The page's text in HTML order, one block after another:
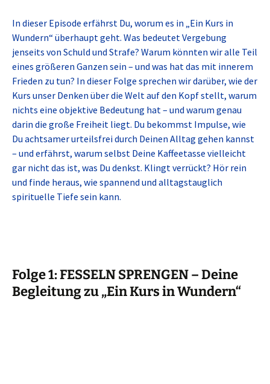
In dieser Episode erfährst Du, worum es in „Ein Kurs in
Wundern“ überhaupt geht. Was bedeutet Vergebung
jenseits von Schuld und Strafe? Warum könnten wir alle Teil
eines größeren Ganzen sein – und was hat das mit innerem
Frieden zu tun? In dieser Folge sprechen wir darüber, wie der
Kurs unser Denken über die Welt auf den Kopf stellt, warum
nichts eine objektive Bedeutung hat – und warum genau
darin die große Freiheit liegt. Du bekommst Impulse, wie
Du achtsamer urteilsfrei durch Deinen Alltag gehen kannst
– und erfährst, warum selbst Deine Kaffeetasse vielleicht
gar nicht das ist, was Du denkst. Klingt verrückt? Hör rein
und finde heraus, wie spannend und alltagstauglich
spirituelle Tiefe sein kann.
Folge 1: FESSELN SPRENGEN – Deine
Begleitung zu „Ein Kurs in Wundern“